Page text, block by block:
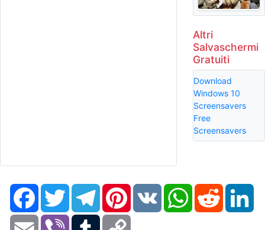
Altri
Salvaschermi
Gratuiti
Download
Windows 10
Screensavers
Free
Screensavers
FacebookTwitter TelegramPinterestVK WhatsAppReddit
Email Viber Tumblr